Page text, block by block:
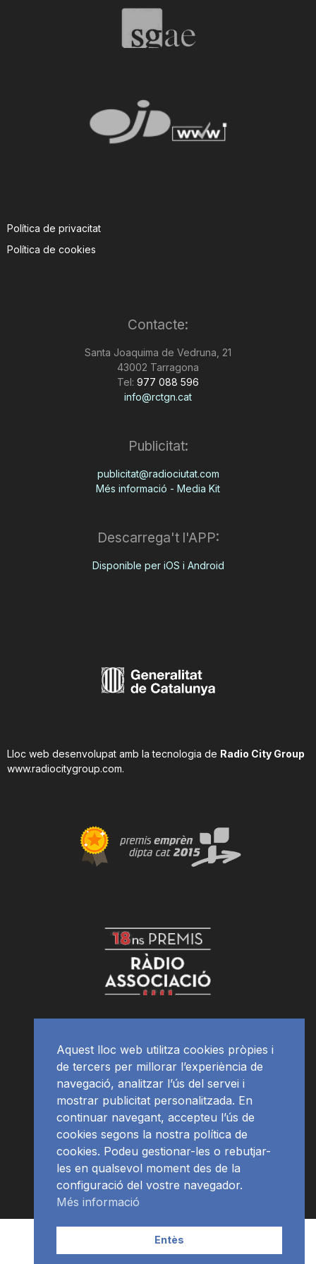
Política de privacitat
Política de cookies
Contacte:
Santa Joaquima de Vedruna, 21
43002 Tarragona
Tel: 977 088 596
info@rctgn.cat
Publicitat:
publicitat@radiociutat.com
Més informació - Media Kit
Descarrega't l'APP:
Disponible per iOS i Android
Lloc web desenvolupat amb la tecnologia de Radio City Group
www.radiocitygroup.com.
APP Programació
Aquest lloc web utilitza cookies pròpies i
de tercers per millorar l’experiència de
navegació, analitzar l’ús del servei i
mostrar publicitat personalitzada. En
continuar navegant, accepteu l’ús de
cookies segons la nostra política de
cookies. Podeu gestionar-les o rebutjar-
les en qualsevol moment des de la
configuració del vostre navegador.
Més informació
Entès